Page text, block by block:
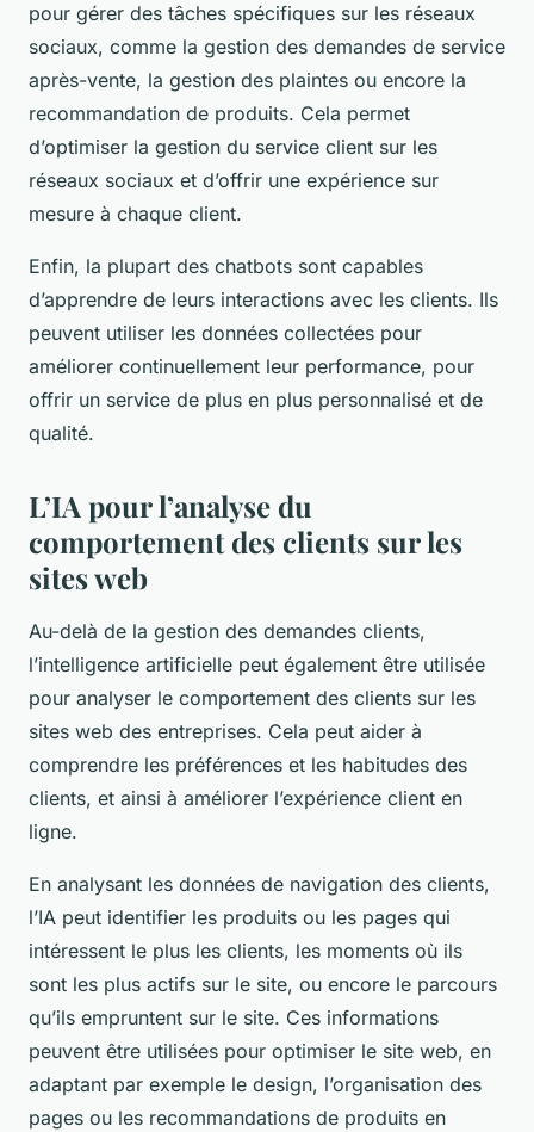
pour gérer des tâches spécifiques sur les réseaux
sociaux, comme la gestion des demandes de service
après-vente, la gestion des plaintes ou encore la
recommandation de produits. Cela permet
d’optimiser la gestion du service client sur les
réseaux sociaux et d’offrir une expérience sur
mesure à chaque client.
Enfin, la plupart des chatbots sont capables
d’apprendre de leurs interactions avec les clients. Ils
peuvent utiliser les données collectées pour
améliorer continuellement leur performance, pour
offrir un service de plus en plus personnalisé et de
qualité.
L’IA pour l’analyse du
comportement des clients sur les
sites web
Au-delà de la gestion des demandes clients,
l’intelligence artificielle peut également être utilisée
pour analyser le comportement des clients sur les
sites web des entreprises. Cela peut aider à
comprendre les préférences et les habitudes des
clients, et ainsi à améliorer l’expérience client en
ligne.
En analysant les données de navigation des clients,
l’IA peut identifier les produits ou les pages qui
intéressent le plus les clients, les moments où ils
sont les plus actifs sur le site, ou encore le parcours
qu’ils empruntent sur le site. Ces informations
peuvent être utilisées pour optimiser le site web, en
adaptant par exemple le design, l’organisation des
pages ou les recommandations de produits en